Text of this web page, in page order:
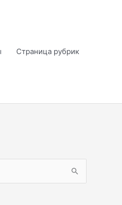
Страница рубрик